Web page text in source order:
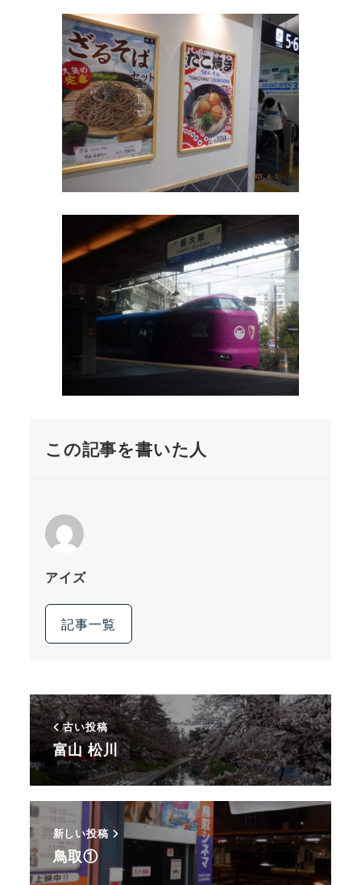
この記事を書いた人
アイズ
記事一覧
古い投稿
富山 松川
新しい投稿
鳥取①